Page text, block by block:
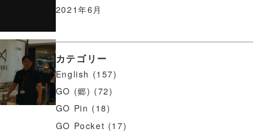
2021年6月
カテゴリー
English (157)
GO (郷) (72)
GO Pin (18)
GO Pocket (17)